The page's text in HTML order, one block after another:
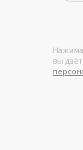
вы